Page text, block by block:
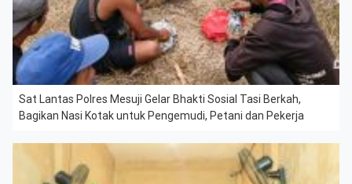
Sat Lantas Polres Mesuji Gelar Bhakti Sosial Tasi Berkah,
Bagikan Nasi Kotak untuk Pengemudi, Petani dan Pekerja